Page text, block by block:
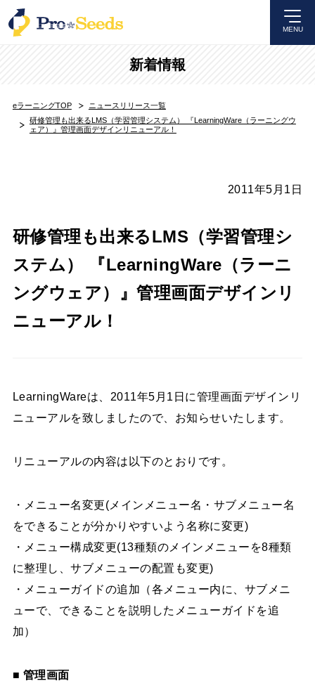
MENU
新着情報
eラーニングTOP
ニュースリリース一覧
研修管理も出来るLMS（学習管理システム） 『LearningWare（ラーニングウ
ェア）』管理画面デザインリニューアル！
2011年5月1日
研修管理も出来るLMS（学習管理シ
ステム） 『LearningWare（ラーニ
ングウェア）』管理画面デザインリ
ニューアル！
LearningWareは、2011年5月1日に管理画面デザインリ
ニューアルを致しましたので、お知らせいたします。
リニューアルの内容は以下のとおりです。
・メニュー名変更(メインメニュー名・サブメニュー名
をできることが分かりやすいよう名称に変更)
・メニュー構成変更(13種類のメインメニューを8種類
に整理し、サブメニューの配置も変更)
・メニューガイドの追加（各メニュー内に、サブメニ
ューで、できることを説明したメニューガイドを追
加）
■ 管理画面